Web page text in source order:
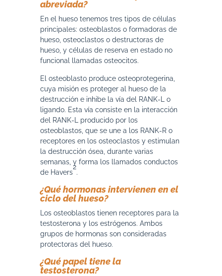
abreviada?
En el hueso tenemos tres tipos de células
principales: osteoblastos o formadoras de
hueso, osteoclastos o destructoras de
hueso, y células de reserva en estado no
funcional llamadas osteocitos.
El osteoblasto produce osteoprotegerina,
cuya misión es proteger al hueso de la
destrucción e inhibe la vía del RANK-L o
ligando. Esta vía consiste en la interacción
del RANK-L producido por los
osteoblastos, que se une a los RANK-R o
receptores en los osteoclastos y estimulan
la destrucción ósea, durante varias
semanas, y forma los llamados conductos
de Havers
2
.
¿Qué hormonas intervienen en el
ciclo del hueso?
Los osteoblastos tienen receptores para la
testosterona y los estrógenos. Ambos
grupos de hormonas son consideradas
protectoras del hueso.
¿Qué papel tiene la
testosterona?